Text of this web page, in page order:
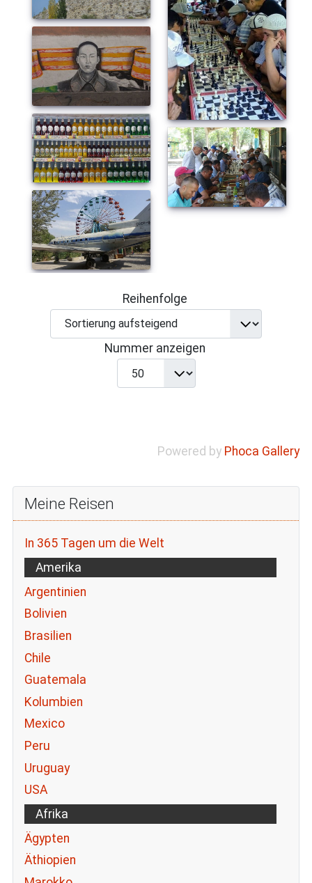
Reihenfolge
Nummer anzeigen
Powered by Phoca Gallery
Meine Reisen
In 365 Tagen um die Welt
Amerika
Argentinien
Bolivien
Brasilien
Chile
Guatemala
Kolumbien
Mexico
Peru
Uruguay
USA
Afrika
Ägypten
Äthiopien